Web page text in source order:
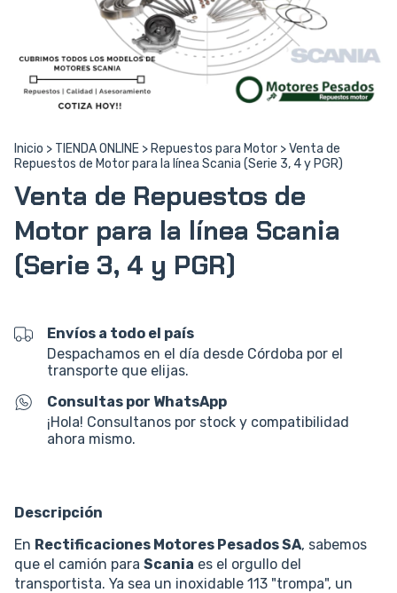
Inicio > TIENDA ONLINE > Repuestos para Motor >Venta de
Repuestos de Motor para la línea Scania (Serie 3, 4 y PGR)
Venta de Repuestos de
Motor para la línea Scania
(Serie 3, 4 y PGR)
Envíos a todo el país
Despachamos en el día desde Córdoba por el
transporte que elijas.
Consultas por WhatsApp
¡Hola! Consultanos por stock y compatibilidad
ahora mismo.
Descripción
En Rectificaciones Motores Pesados SA, sabemos
que el camión para Scania es el orgullo del
transportista. Ya sea un inoxidable 113 "trompa", un